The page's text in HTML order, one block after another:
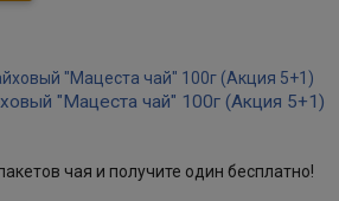
"Мацеста чай" 100г (Акция 5+1)
чая и получите один бесплатно!